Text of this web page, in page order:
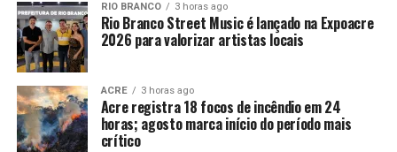
RIO BRANCO 3 horas ago
Rio Branco Street Music é lançado na Expoacre
2026 para valorizar artistas locais
ACRE 3 horas ago
Acre registra 18 focos de incêndio em 24
horas; agosto marca início do período mais
crítico